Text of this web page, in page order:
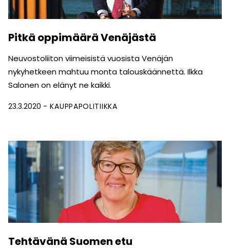
Pitkä oppimäärä Venäjästä
Neuvostoliiton viimeisistä vuosista Venäjän
nykyhetkeen mahtuu monta talouskäännettä. Ilkka
Salonen on elänyt ne kaikki.
23.3.2020 KAUPPAPOLITIIKKA
Tehtävänä Suomen etu